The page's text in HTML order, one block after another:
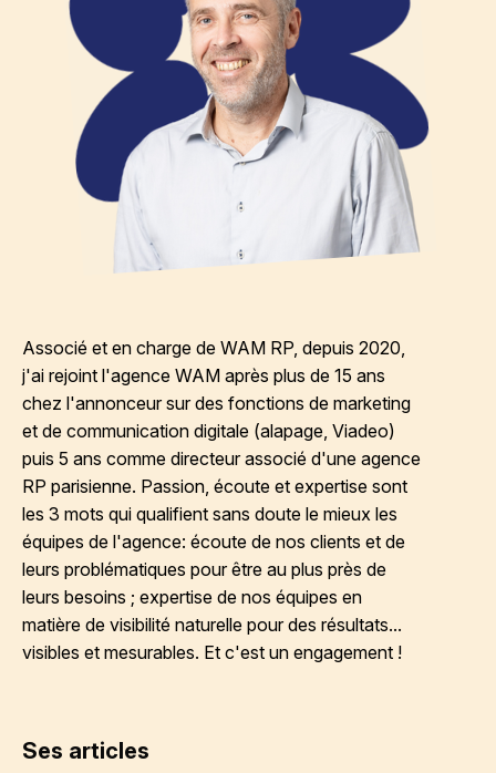
Associé et en charge de WAM RP, depuis 2020,
j'ai rejoint l'agence WAM après plus de 15 ans
chez l'annonceur sur des fonctions de marketing
et de communication digitale (alapage, Viadeo)
puis 5 ans comme directeur associé d'une agence
RP parisienne. Passion, écoute et expertise sont
les 3 mots qui qualifient sans doute le mieux les
équipes de l'agence: écoute de nos clients et de
leurs problématiques pour être au plus près de
leurs besoins ; expertise de nos équipes en
matière de visibilité naturelle pour des résultats...
visibles et mesurables. Et c'est un engagement !
Ses articles